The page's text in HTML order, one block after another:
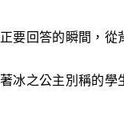
要回答的瞬間，從
冰之公主別稱的學